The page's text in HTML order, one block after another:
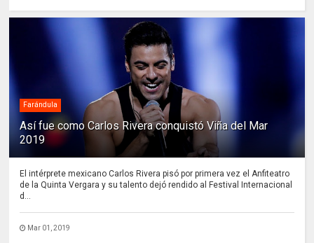
Farándula
Así fue como Carlos Rivera conquistó Viña del Mar
2019
El intérprete mexicano Carlos Rivera pisó por primera vez el Anfiteatro
de la Quinta Vergara y su talento dejó rendido al Festival Internacional
d...
Mar 01, 2019